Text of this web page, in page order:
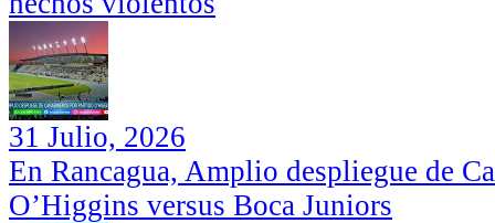
31 Julio, 2026
En Rancagua, Amplio despliegue de
O’Higgins versus Boca Juniors